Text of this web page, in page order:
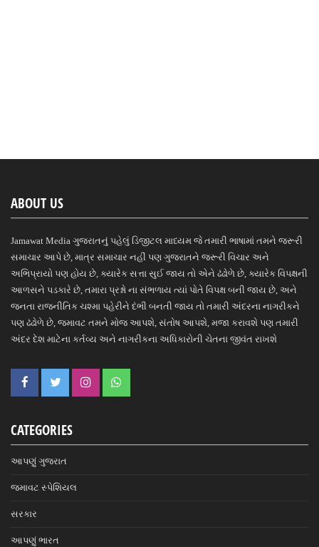
ABOUT US
Jamawat Media ગુજરાતનું પહેલું ડિજીટલ માધ્યમ જે તમારી ભાષામાં તમને જરૂરી
સમાચાર આપે છે, માત્ર સમાચાર નહીં પણ ગુજરાતને જરૂરી વિચાર અને
અભિપ્રાયો પણ હોય છે, ક્યારેક સત્તા સુઈ જાય તો એને ઢંઢોળે છે, ક્યારેક વિપક્ષની
આળસને પડકારે છે, તમારા પ્રશ્નો ના સંભળાય ત્યાં પોતે વિપક્ષ બની જાય છે, અને
જનતા રાજનીતિક ચશ્મા પહેરીને દંભી બનતી જાય તો તમારી અંદરના નાગરીકને
પણ ઢંઢોળે છે, જમાવટ તમને મોજ આપશે, સંતોષ આપશે, મજા કરાવશે પણ તમારી
અંદર દેશ માટેના કર્તવ્ય અને નાગરીકના અધિકારોની ચેતના જીવંત રાખશે
CATEGORIES
આપણું ગુજરાત
જમાવટ સ્પેશિયલ
સરકાર
આપણું ભારત